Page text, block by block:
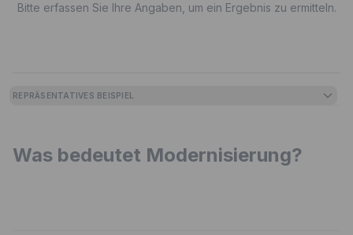
Bitte erfassen Sie Ihre Angaben, um ein Ergebnis zu ermitteln.
REPRÄSENTATIVES BEISPIEL
Was bedeutet Modernisierung?